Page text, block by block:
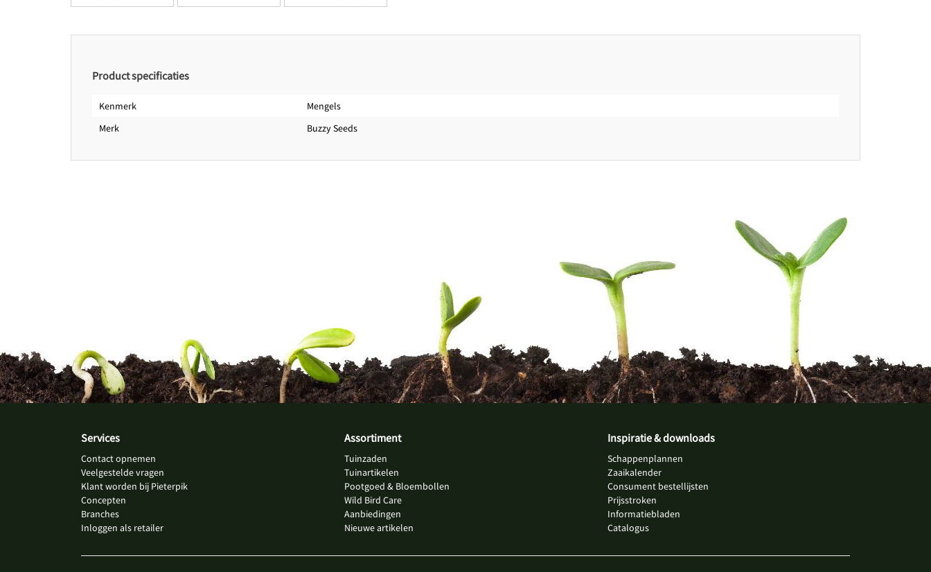
Product specificaties
Kenmerk
Mengels
Merk
Buzzy Seeds
Services
Contact opnemen
Veelgestelde vragen
Klant worden bij Pieterpik
Concepten
Branches
Inloggen als retailer
Assortiment
Tuinzaden
Tuinartikelen
Pootgoed & Bloembollen
Wild Bird Care
Aanbiedingen
Nieuwe artikelen
Inspiratie & downloads
Schappenplannen
Zaaikalender
Consument bestellijsten
Prijsstroken
Informatiebladen
Catalogus